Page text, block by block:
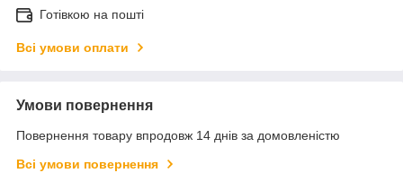
Готівкою на пошті
Всі умови оплати
Умови повернення
Повернення товару впродовж 14 днів за домовленістю
Всі умови повернення